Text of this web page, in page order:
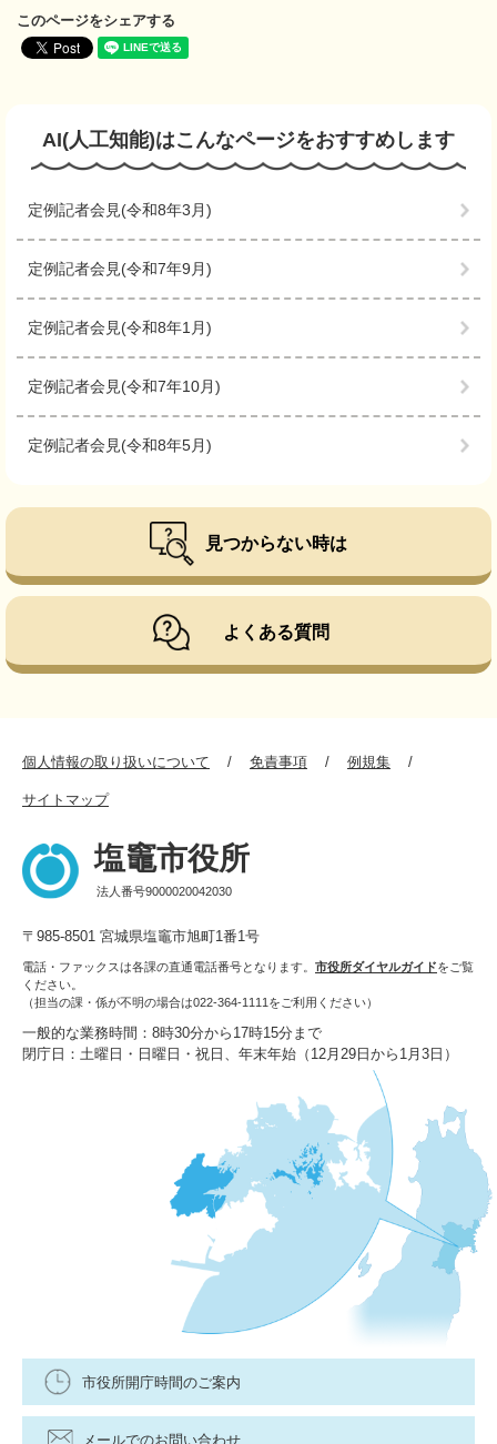
このページをシェアする
AI(人工知能)はこんなページをおすすめします
定例記者会見(令和8年3月)
定例記者会見(令和7年9月)
定例記者会見(令和8年1月)
定例記者会見(令和7年10月)
定例記者会見(令和8年5月)
見つからない時は
よくある質問
個人情報の取り扱いについて 免責事項 例規集
サイトマップ
塩竈市役所
法人番号9000020042030
〒985-8501 宮城県塩竈市旭町1番1号
電話・ファックスは各課の直通電話番号となります。 市役所ダイヤルガイドをご覧
ください。
（担当の課・係が不明の場合は022-364-1111をご利用ください）
一般的な業務時間：8時30分から17時15分まで
閉庁日：土曜日・日曜日・祝日、年末年始（12月29日から1月3日）
市役所開庁時間のご案内
メールでのお問い合わせ